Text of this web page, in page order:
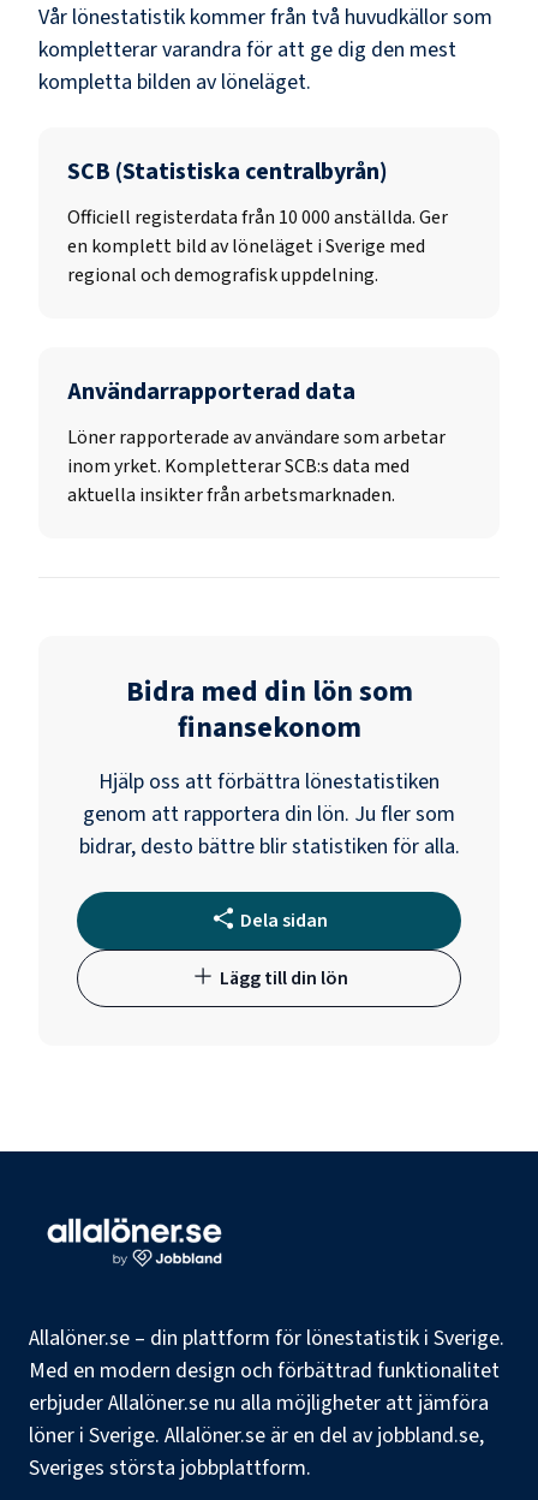
Vår lönestatistik kommer från två huvudkällor som
kompletterar varandra för att ge dig den mest
kompletta bilden av löneläget.
SCB (Statistiska centralbyrån)
Officiell registerdata från 10 000anställda. Ger
en komplett bild av löneläget i Sverige med
regional och demografisk uppdelning.
Användarrapporterad data
Löner rapporterade av användare som arbetar
inom yrket. Kompletterar SCB:s data med
aktuella insikter från arbetsmarknaden.
Bidra med din lön som
finansekonom
Hjälp oss att förbättra lönestatistiken
genom att rapportera din lön. Ju fler som
bidrar, desto bättre blir statistiken för alla.
Dela sidan
Lägg till din lön
Allalöner.se – din plattform för lönestatistik i Sverige.
Med en modern design och förbättrad funktionalitet
erbjuder Allalöner.se nu alla möjligheter att jämföra
löner i Sverige. Allalöner.se är en del av jobbland.se,
Sveriges största jobbplattform.